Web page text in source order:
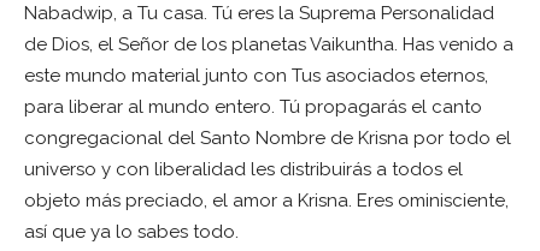
Nabadwip, a Tu casa. Tú eres la Suprema Personalidad
de Dios, el Señor de los planetas Vaikuntha. Has venido a
este mundo material junto con Tus asociados eternos,
para liberar al mundo entero. Tú propagarás el canto
congregacional del Santo Nombre de Krisna por todo el
universo y con liberalidad les distribuirás a todos el
objeto más preciado, el amor a Krisna. Eres ominisciente,
así que ya lo sabes todo.